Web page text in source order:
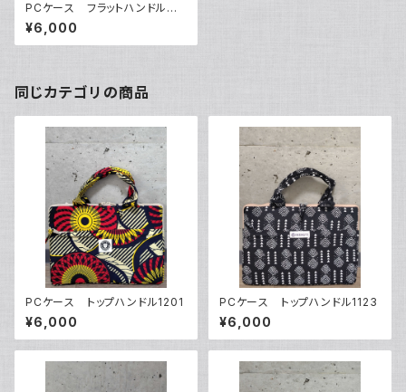
PCケース フラットハンドルタ
イプ0101
¥6,000
同じカテゴリの商品
PCケース トップハンドル1201
¥6,000
PCケース トップハンドル1123
¥6,000